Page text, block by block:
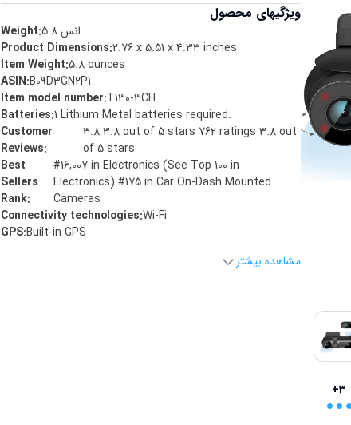
+3
ویژگیهای محصول
Weight:5.8انس
Product Dimensions:2.76 x 5.51 x 4.33 inches
Item Weight:5.8 ounces
ASIN:B09D3GN2P1
Item model number:T130-3CH
Batteries:1 Lithium Metal batteries required.
Customer
Reviews:
3.8 3.8 out of 5 stars 762 ratings 3.8 out
of 5 stars
Best
Sellers
Rank:
#16,007 in Electronics (See Top 100 in
Electronics) #175 in Car On-Dash Mounted
Cameras
Connectivity technologies:Wi-Fi
GPS:Built-in GPS
مشاهده بیشتر